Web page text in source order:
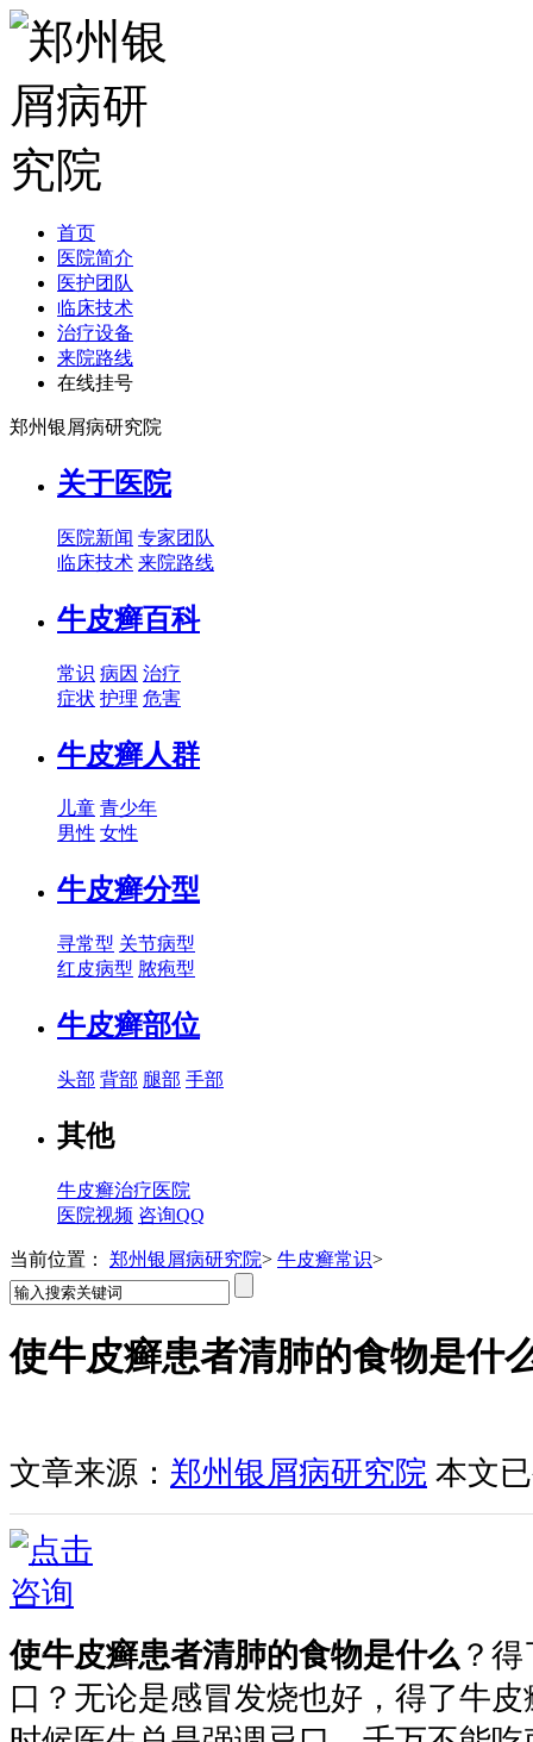
首页
医院简介
医护团队
临床技术
治疗设备
来院路线
在线挂号
郑州银屑病研究院
关于医院
医院新闻 专家团队
临床技术 来院路线
牛皮癣百科
常识 病因 治疗
症状 护理 危害
牛皮癣人群
儿童 青少年
男性 女性
牛皮癣分型
寻常型 关节病型
红皮病型 脓疱型
牛皮癣部位
头部 背部 腿部 手部
其他
牛皮癣治疗医院
医院视频 咨询QQ
当前位置： 郑州银屑病研究院> 牛皮癣常识>
使牛皮癣患者清肺的食物是什
文章来源： 郑州银屑病研究院 本文
使牛皮癣患者清肺的食物是什么 ？
口？无论是感冒发烧也好，得了牛